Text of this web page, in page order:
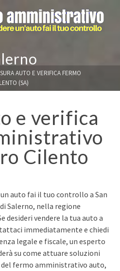
AUTO E VERIFICA FERMO
(SA)
e verifica
Cilento
auto fai il tuo controllo a San
Salerno, nella regione
desideri vendere la tua auto a
immediatamente e chiedi
legale e fiscale, un esperto
su come attuare soluzioni
fermo amministrativo auto,